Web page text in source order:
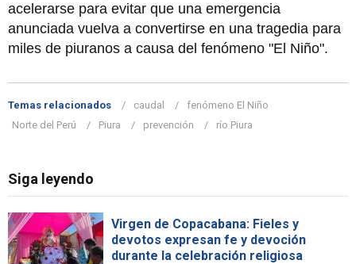
acelerarse para evitar que una emergencia
anunciada vuelva a convertirse en una tragedia para
miles de piuranos a causa del fenómeno "El Niño".
Temas relacionados caudal
fenómeno El Niño
Norte del Perú
Piura prevención río Piura
Siga leyendo
Virgen de Copacabana: Fieles y
devotos expresan fe y devoción
durante la celebración religiosa